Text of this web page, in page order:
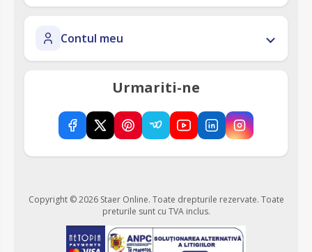
Contul meu
Urmariti-ne
Copyright © 2026 Staer Online. Toate drepturile rezervate. Toate
preturile sunt cu TVA inclus.